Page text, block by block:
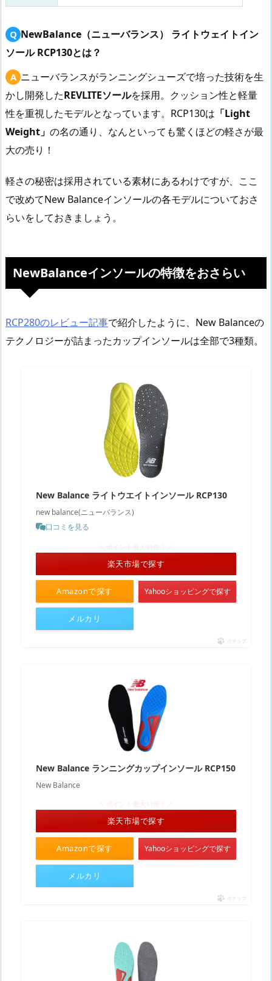
NewBalance（ニューバランス） ライトウェイトイン
ソール RCP130とは？
ニューバランスがランニングシューズで培った技術を生
かし開発したREVLITEソールを採用。クッション性と軽量
性を重視したモデルとなっています。RCP130は 「Light
Weight」 の名の通り、なんといっても驚くほどの軽さが最
大の売り！
軽さの秘密は採用されている素材にあるわけですが、ここ
で改めてNew Balanceインソールの各モデルについておさ
らいをしておきましょう。
NewBalanceインソールの特徴をおさらい
RCP280のレビュー記事で紹介したように、New Balanceの
テクノロジーが詰まったカップインソールは全部で3種類。
New Balance ライトウエイトインソール RCP130
new balance(ニューバランス)
口コミを見る
Amazonで探す
楽天市場で探す
Yahooショッピングで探す
メルカリ
ポチップ
New Balance ランニングカップインソール RCP150
New Balance
Amazonで探す
楽天市場で探す
Yahooショッピングで探す
メルカリ
ポチップ